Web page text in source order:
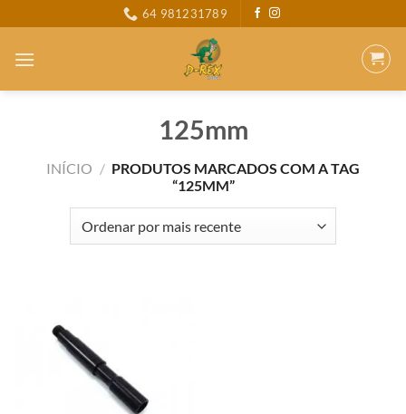
to
content
64 981231789
125mm
INÍCIO / PRODUTOS MARCADOS COM A TAG
“125MM”